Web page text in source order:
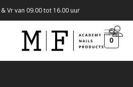
Vr van 09.00 tot 16.00 uur
0